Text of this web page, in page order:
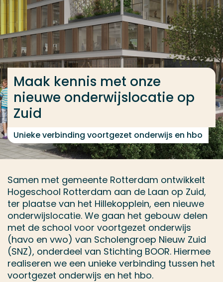
Ga direct naar de content
... > Bouw
Maak kennis met onze
nieuwe onderwijslocatie op
Zuid
Unieke verbinding voortgezet onderwijs en hbo
Samen met gemeente Rotterdam ontwikkelt
Hogeschool Rotterdam aan de Laan op Zuid,
ter plaatse van het Hillekopplein, een nieuwe
onderwijslocatie. We gaan het gebouw delen
met de school voor voortgezet onderwijs
(havo en vwo) van Scholengroep Nieuw Zuid
(SNZ), onderdeel van Stichting BOOR. Hiermee
realiseren we een unieke verbinding tussen het
voortgezet onderwijs en het hbo.
Veel gezocht
Opleiding
Contact